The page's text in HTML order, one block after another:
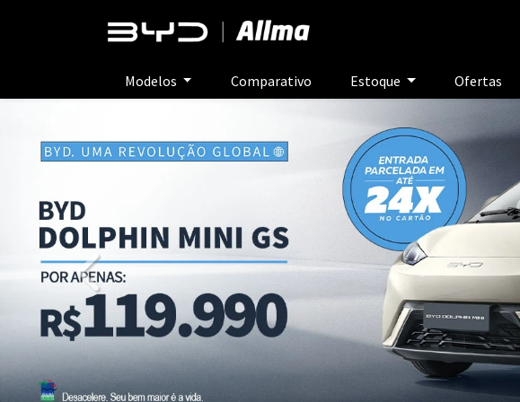
Modelos Comparativo Estoque Ofertas
templates.template-01.components.carousel.texts.control_prev